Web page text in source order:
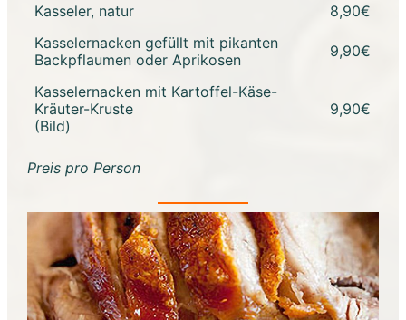
Kasseler, natur
8,90€
Kasselernacken gefüllt mit pikanten
Backpflaumen oder Aprikosen
9,90€
Kasselernacken mit Kartoffel-Käse-
Kräuter-Kruste
(Bild)
9,90€
Preis pro Person